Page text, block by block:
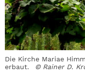
Die Kirche Mariae
erbaut.
© Rainer D.